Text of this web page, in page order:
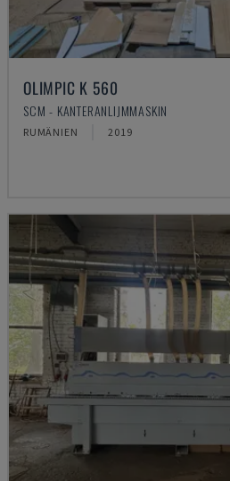
OLIMPIC K 560
SCM - KANTERANLIJMMASKIN
RUMÄNIEN 2019